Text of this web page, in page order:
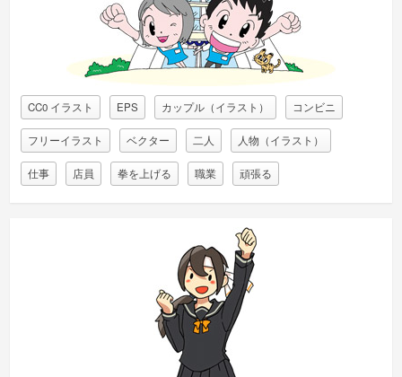
CC0 イラスト EPS カップル（イラスト） コンビニ
フリーイラスト ベクター 二人 人物（イラスト）
仕事 店員 拳を上げる 職業 頑張る